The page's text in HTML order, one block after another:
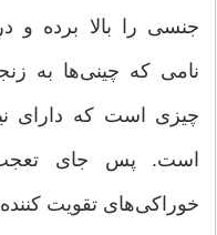
جنسی را بالا برده و
نامی که چینی‌ها به
چیزی است که دارای
است. پس جای
خوراکی‌های تقویت